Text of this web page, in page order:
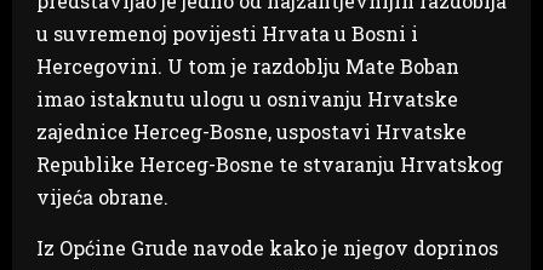
u suvremenoj povijesti Hrvata u Bosni i
Hercegovini. U tom je razdoblju Mate Boban
imao istaknutu ulogu u osnivanju Hrvatske
zajednice Herceg-Bosne, uspostavi Hrvatske
Republike Herceg-Bosne te stvaranju Hrvatskog
vijeća obrane.
Iz Općine Grude navode kako je njegov doprinos